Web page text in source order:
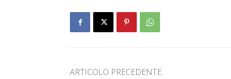
ARTICOLO PRECEDENTE